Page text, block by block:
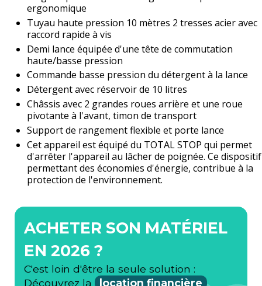
ergonomique
Tuyau haute pression 10 mètres 2 tresses acier avec
raccord rapide à vis
Demi lance équipée d'une tête de commutation
haute/basse pression
Commande basse pression du détergent à la lance
Détergent avec réservoir de 10 litres
Châssis avec 2 grandes roues arrière et une roue
pivotante à l'avant, timon de transport
Support de rangement flexible et porte lance
Cet appareil est équipé du TOTAL STOP qui permet
d'arrêter l'appareil au lâcher de poignée. Ce dispositif
permettant des économies d'énergie, contribue à la
protection de l'environnement.
ACHETER SON MATÉRIEL
EN 2026 ?
C'est loin d'être la seule solution :
Découvrez la
location financière